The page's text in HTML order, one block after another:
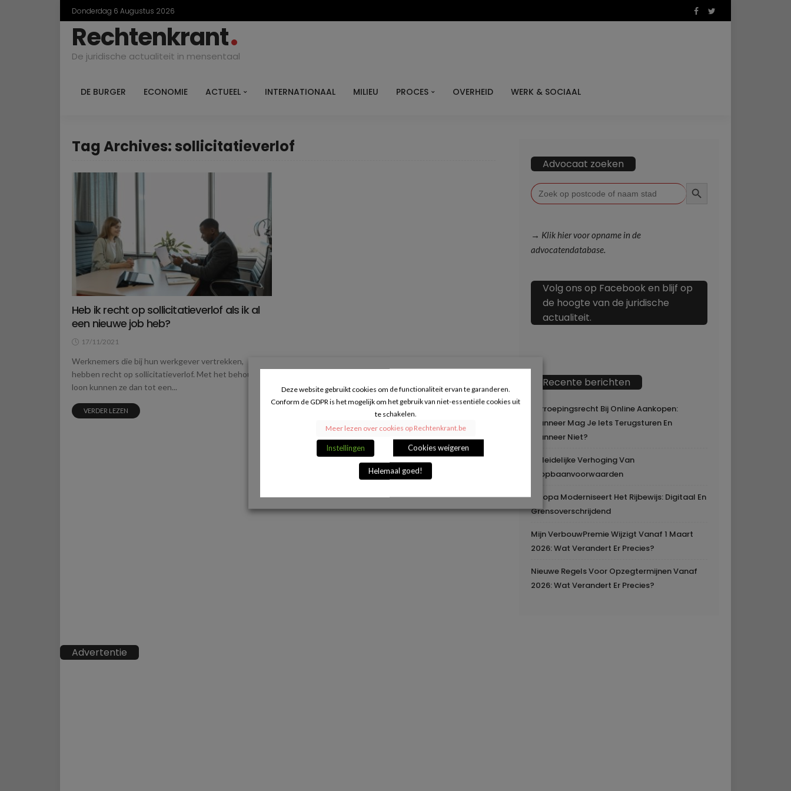
Donderdag 6 Augustus 2026
Rechtenkrant
De juridische actualiteit in mensentaal
DE BURGER ECONOMIE ACTUEEL INTERNATIONAAL MILIEU PROCES OVERHEID WERK & SOCIAAL
Tag Archives: sollicitatieverlof
Heb ik recht op sollicitatieverlof als ik al
een nieuwe job heb?
17/11/2021
Werknemers die bij hun werkgever vertrekken,
hebben recht op sollicitatieverlof. Met het behoud van
loon kunnen ze dan tot een...
VERDER LEZEN
Advocaat zoeken
Zoek
naar:
→ Klik hier voor opname in de
advocatendatabase.
Volg ons op Facebook en blijf op
de hoogte van de juridische
actualiteit.
Recente berichten
Herroepingsrecht Bij Online Aankopen:
Wanneer Mag Je Iets Terugsturen En
Wanneer Niet?
Geleidelijke Verhoging Van
Loopbaanvoorwaarden
Europa Moderniseert Het Rijbewijs: Digitaal En
Grensoverschrijdend
Mijn VerbouwPremie Wijzigt Vanaf 1 Maart
2026: Wat Verandert Er Precies?
Nieuwe Regels Voor Opzegtermijnen Vanaf
2026: Wat Verandert Er Precies?
Advertentie
Deze website gebruikt cookies om de functionaliteit ervan te garanderen.
Conform de GDPR is het mogelijk om het gebruik van niet-essentiële cookies uit
te schakelen.
Meer lezen over cookies op Rechtenkrant.be
Instellingen Cookies weigeren
Helemaal goed!